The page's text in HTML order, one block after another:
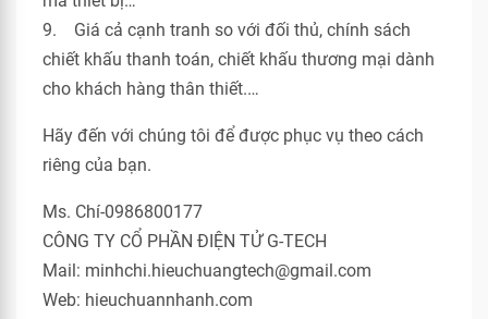
9. Giá cả cạnh tranh so với đối thủ, chính sách
chiết khấu thanh toán, chiết khấu thương mại dành
cho khách hàng thân thiết.…
Hãy đến với chúng tôi để được phục vụ theo cách
riêng của bạn.
Ms. Chí-0986800177
CÔNG TY CỔ PHẦN ĐIỆN TỬ G-TECH
Mail: minhchi.hieuchuangtech@gmail.com
Web: hieuchuannhanh.com